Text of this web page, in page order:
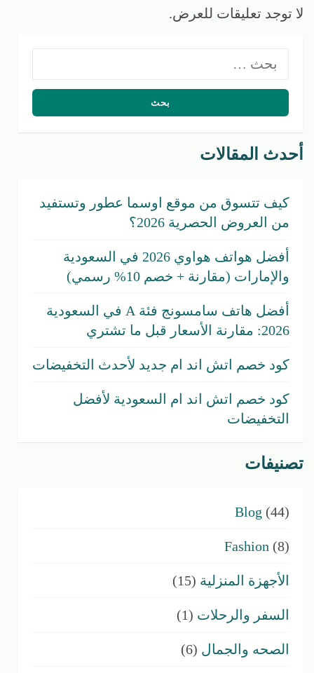
لا توجد تعليقات للعرض.
أحدث المقالات
كيف تتسوق من موقع اوسما عطور وتستفيد
من العروض الحصرية 2026؟
أفضل هواتف هواوي 2026 في السعودية
والإمارات (مقارنة + خصم 10% رسمي)
أفضل هاتف سامسونج فئة A في السعودية
2026: مقارنة الأسعار قبل ما تشتري
كود خصم اتش اند ام جديد لأحدث التخفيضات
كود خصم اتش اند ام السعودية لأفضل
التخفيضات
تصنيفات
Blog (44)
Fashion (8)
الأجهزة المنزلية (15)
السفر والرحلات (1)
الصحه والجمال (6)